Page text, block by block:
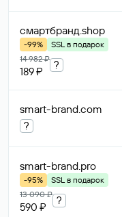
смартбранд.shop
-99%
SSL в подарок
14 982 ₽
189 ₽
?
smart-brand.com
?
smart-brand.pro
-95%
SSL в подарок
13 090 ₽
590 ₽
?